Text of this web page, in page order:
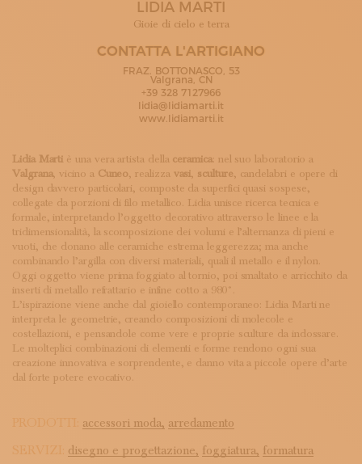
ISCRIVITI ALLA NEWSLETTER
LOGIN
LIDIA MARTI
Gioie di cielo e terra
CONTATTA L'ARTIGIANO
FRAZ. BOTTONASCO, 53
Valgrana, CN
+39 328 7127966
lidia@lidiamarti.it
www.lidiamarti.it
Lidia Marti è una vera artista della ceramica: nel suo laboratorio a
Valgrana, vicino a Cuneo, realizza vasi, sculture, candelabri e opere di
design davvero particolari, composte da superfici quasi sospese,
collegate da porzioni di filo metallico. Lidia unisce ricerca tecnica e
formale, interpretando l’oggetto decorativo attraverso le linee e la
tridimensionalità, la scomposizione dei volumi e l’alternanza di pieni e
vuoti, che donano alle ceramiche estrema leggerezza; ma anche
combinando l’argilla con diversi materiali, quali il metallo e il nylon.
Oggi oggetto viene prima foggiato al tornio, poi smaltato e arricchito da
inserti di metallo refrattario e infine cotto a 980°.
L’ispirazione viene anche dal gioiello contemporaneo: Lidia Marti ne
interpreta le geometrie, creando composizioni di molecole e
costellazioni, e pensandole come vere e proprie sculture da indossare.
Le molteplici combinazioni di elementi e forme rendono ogni sua
creazione innovativa e sorprendente, e danno vita a piccole opere d’arte
dal forte potere evocativo.
PRODOTTI: accessori moda, arredamento
SERVIZI: disegno e progettazione, foggiatura, formatura